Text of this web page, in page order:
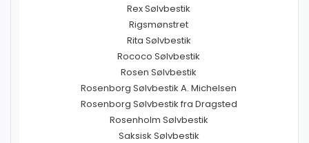
Rex Sølvbestik
Rigsmønstret
Rita Sølvbestik
Rococo Sølvbestik
Rosen Sølvbestik
Rosenborg Sølvbestik A. Michelsen
Rosenborg Sølvbestik fra Dragsted
Rosenholm Sølvbestik
Saksisk Sølvbestik